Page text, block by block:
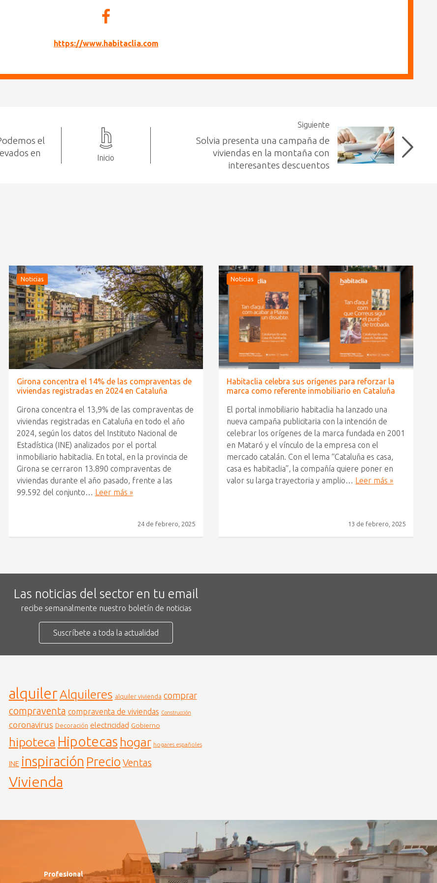
https://www.habitaclia.com
el
en
Inicio
Siguiente
Solvia presenta una campaña de
viviendas en la montaña con
interesantes descuentos
Noticias
Girona concentra el 14% de las compraventas de
viviendas registradas en 2024 en Cataluña
Girona concentra el 13,9% de las compraventas de
viviendas registradas en Cataluña en todo el año
2024, según los datos del Instituto Nacional de
Estadística (INE) analizados por el portal
inmobiliario habitaclia. En total, en la provincia de
Girona se cerraron 13.890 compraventas de
viviendas durante el año pasado, frente a las
99.592 del conjunto… Leer más »
24 de febrero, 2025
Noticias
Habitaclia celebra sus orígenes para reforzar la
marca como referente inmobiliario en Cataluña
El portal inmobiliario habitaclia ha lanzado una
nueva campaña publicitaria con la intención de
celebrar los orígenes de la marca fundada en 2001
en Mataró y el vínculo de la empresa con el
mercado catalán. Con el lema “Cataluña es casa,
casa es habitaclia”, la compañía quiere poner en
valor su larga trayectoria y amplio… Leer más »
13 de febrero, 2025
Las noticias del sector en tu email
recibe semanalmente nuestro boletín de noticias
Suscríbete a toda la actualidad
alquilerAlquileres alquiler vivienda comprar
compraventa compraventa de viviendas Construcción
coronavirus Decoración electricidad Gobierno
hipoteca Hipotecas hogar hogares españoles
INE inspiración Precio Ventas
Vivienda
Profesional